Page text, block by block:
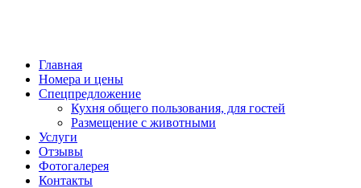
Главная
Номера и цены
Спецпредложение
Кухня общего пользования, для гостей
Размещение с животными
Услуги
Отзывы
Фотогалерея
Контакты